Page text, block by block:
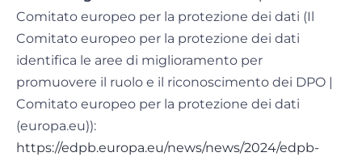
Comitato europeo per la protezione dei dati (Il
Comitato europeo per la protezione dei dati
identifica le aree di miglioramento per
promuovere il ruolo e il riconoscimento dei DPO |
Comitato europeo per la protezione dei dati
(europa.eu)):
https://edpb.europa.eu/news/news/2024/edpb-